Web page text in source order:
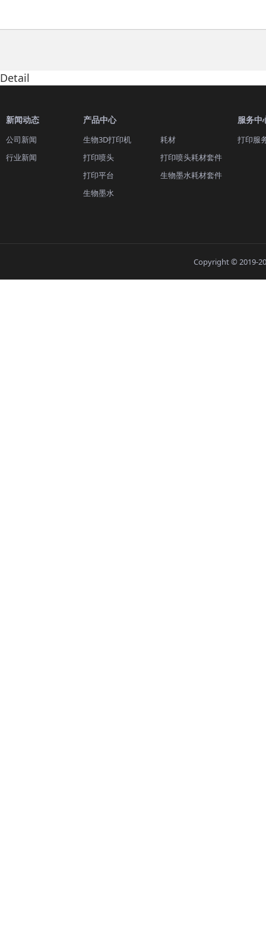
Detail
新闻动态
公司新闻
行业新闻
产品中心
生物3D打印机
打印喷头
打印平台
生物墨水
耗材
打印喷头耗材套件
生物墨水耗材套件
服务中
打印服
Copyright © 2019-